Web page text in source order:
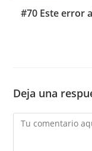
#70 Este error
Deja una